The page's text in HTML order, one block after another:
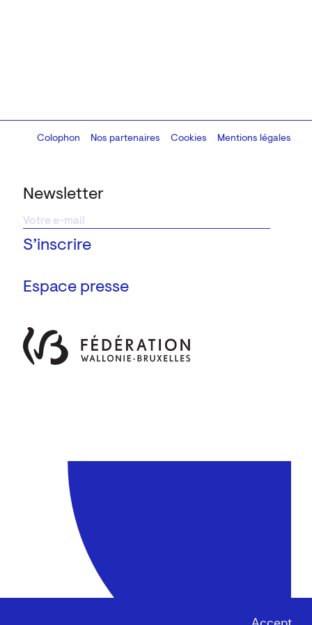
Newsletter
Espace presse
Colophon
Design:Marcel Kaczmarek, code:8080.studio
Nos partenaires Cookies Mentions légales